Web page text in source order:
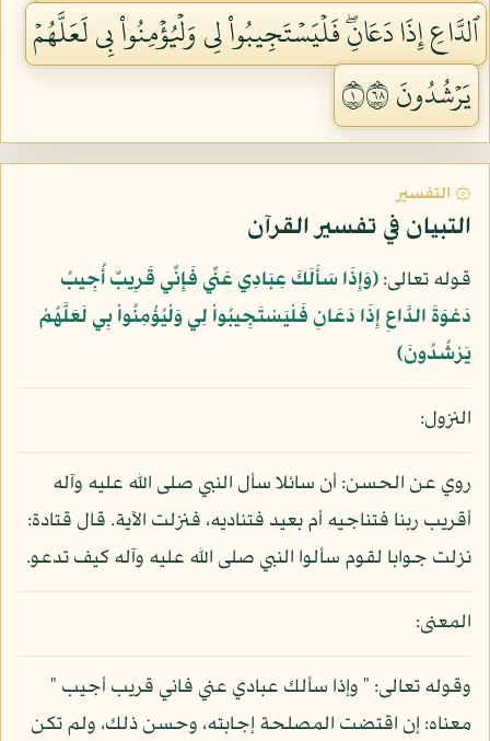
ٱلدَّاعِ إِذَا دَعَانِۖ فَلۡيَسۡتَجِيبُواْ لِي وَلۡيُؤۡمِنُواْ بِي لَعَلَّهُمۡ
يَرۡشُدُونَ ١٨٦
۞ التفسير
التبيان في تفسير القرآن
قوله تعالى:﴿وَإِذَا سَأَلَكَ عِبَادِي عَنِّي فَإِنِّي قَرِيبٌ أُجِيبُ
دَعْوَةَ الدَّاعِ إِذَا دَعَانِ فَلْيَسْتَجِيبُواْ لِي وَلْيُؤْمِنُواْ بِي لَعَلَّهُمْ
يَرْشُدُونَ﴾
النزول:
روي عن الحسن: أن سائلا سأل النبي صلى الله عليه وآله
أقريب ربنا فتناجيه أم بعيد فتناديه، فنزلت الآية. قال قتادة:
نزلت جوابا لقوم سألوا النبي صلى الله عليه وآله كيف تدعو.
المعنى:
وقوله تعالى: " وإذا سألك عبادي عني فاني قريب أجيب "
معناه: إن اقتضت المصلحة إجابته، وحسن ذلك، ولم تكن